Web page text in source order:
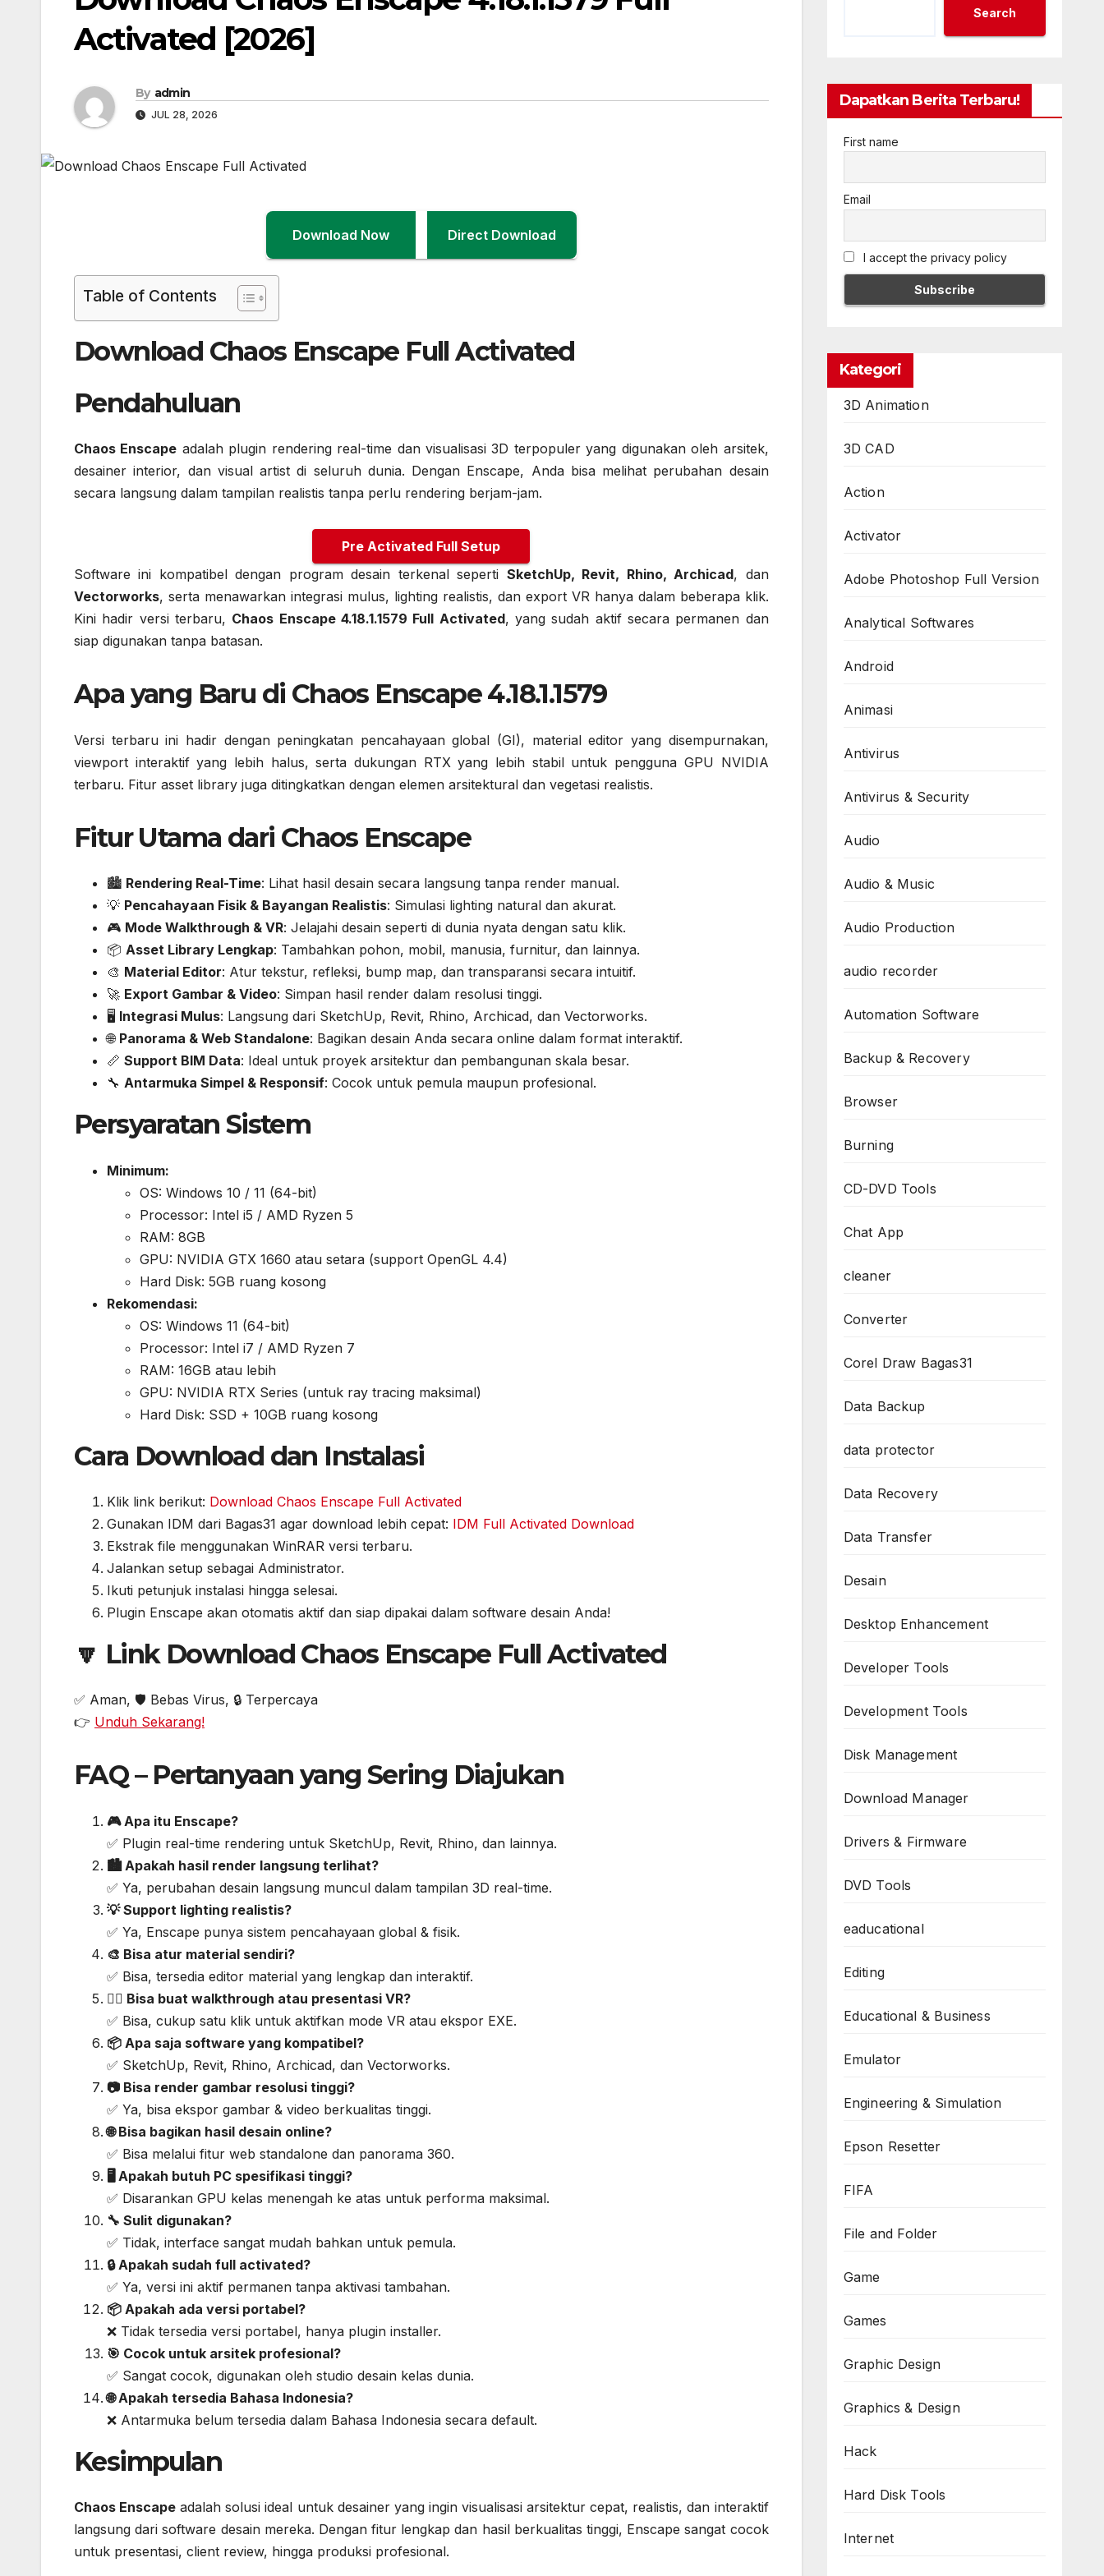
Activated [2026]
By admin
JUL 28, 2026
Download Now Direct Download
Table of Contents
Download Chaos Enscape Full Activated
Pendahuluan
Chaos Enscape adalah plugin rendering real-time dan visualisasi 3D terpopuler yang digunakan oleh arsitek,
desainer interior, dan visual artist di seluruh dunia. Dengan Enscape, Anda bisa melihat perubahan desain
secara langsung dalam tampilan realistis tanpa perlu rendering berjam-jam.
Pre Activated Full Setup
Software ini kompatibel dengan program desain terkenal seperti SketchUp, Revit, Rhino, Archicad, dan
Vectorworks, serta menawarkan integrasi mulus, lighting realistis, dan export VR hanya dalam beberapa klik.
Kini hadir versi terbaru, Chaos Enscape 4.18.1.1579 Full Activated, yang sudah aktif secara permanen dan
siap digunakan tanpa batasan.
Apa yang Baru di Chaos Enscape 4.18.1.1579
Versi terbaru ini hadir dengan peningkatan pencahayaan global (GI), material editor yang disempurnakan,
viewport interaktif yang lebih halus, serta dukungan RTX yang lebih stabil untuk pengguna GPU NVIDIA
terbaru. Fitur asset library juga ditingkatkan dengan elemen arsitektural dan vegetasi realistis.
Fitur Utama dari Chaos Enscape
🏙️ Rendering Real-Time: Lihat hasil desain secara langsung tanpa render manual.
💡 Pencahayaan Fisik & Bayangan Realistis: Simulasi lighting natural dan akurat.
🎮 Mode Walkthrough & VR: Jelajahi desain seperti di dunia nyata dengan satu klik.
📦 Asset Library Lengkap: Tambahkan pohon, mobil, manusia, furnitur, dan lainnya.
🎨 Material Editor: Atur tekstur, refleksi, bump map, dan transparansi secara intuitif.
🚀 Export Gambar & Video: Simpan hasil render dalam resolusi tinggi.
🖥️ Integrasi Mulus: Langsung dari SketchUp, Revit, Rhino, Archicad, dan Vectorworks.
🌐 Panorama & Web Standalone: Bagikan desain Anda secara online dalam format interaktif.
📏 Support BIM Data: Ideal untuk proyek arsitektur dan pembangunan skala besar.
🔧 Antarmuka Simpel & Responsif: Cocok untuk pemula maupun profesional.
Persyaratan Sistem
Minimum:
OS: Windows 10 / 11 (64-bit)
Processor: Intel i5 / AMD Ryzen 5
RAM: 8GB
GPU: NVIDIA GTX 1660 atau setara (support OpenGL 4.4)
Hard Disk: 5GB ruang kosong
Rekomendasi:
OS: Windows 11 (64-bit)
Processor: Intel i7 / AMD Ryzen 7
RAM: 16GB atau lebih
GPU: NVIDIA RTX Series (untuk ray tracing maksimal)
Hard Disk: SSD + 10GB ruang kosong
Cara Download dan Instalasi
Klik link berikut: Download Chaos Enscape Full Activated
Gunakan IDM dari Bagas31 agar download lebih cepat: IDM Full Activated Download
Ekstrak file menggunakan WinRAR versi terbaru.
Jalankan setup sebagai Administrator.
Ikuti petunjuk instalasi hingga selesai.
Plugin Enscape akan otomatis aktif dan siap dipakai dalam software desain Anda!
🔽 Link Download Chaos Enscape Full Activated
✅ Aman, 🛡️ Bebas Virus, 🔒 Terpercaya
👉 Unduh Sekarang!
FAQ – Pertanyaan yang Sering Diajukan
🎮 Apa itu Enscape?
✅ Plugin real-time rendering untuk SketchUp, Revit, Rhino, dan lainnya.
🏙️ Apakah hasil render langsung terlihat?
✅ Ya, perubahan desain langsung muncul dalam tampilan 3D real-time.
💡 Support lighting realistis?
✅ Ya, Enscape punya sistem pencahayaan global & fisik.
🎨 Bisa atur material sendiri?
✅ Bisa, tersedia editor material yang lengkap dan interaktif.
🚶‍♂️ Bisa buat walkthrough atau presentasi VR?
✅ Bisa, cukup satu klik untuk aktifkan mode VR atau ekspor EXE.
📦 Apa saja software yang kompatibel?
✅ SketchUp, Revit, Rhino, Archicad, dan Vectorworks.
📷 Bisa render gambar resolusi tinggi?
✅ Ya, bisa ekspor gambar & video berkualitas tinggi.
🌐 Bisa bagikan hasil desain online?
✅ Bisa melalui fitur web standalone dan panorama 360.
🖥️ Apakah butuh PC spesifikasi tinggi?
✅ Disarankan GPU kelas menengah ke atas untuk performa maksimal.
🔧 Sulit digunakan?
✅ Tidak, interface sangat mudah bahkan untuk pemula.
🔒 Apakah sudah full activated?
✅ Ya, versi ini aktif permanen tanpa aktivasi tambahan.
📦 Apakah ada versi portabel?
❌ Tidak tersedia versi portabel, hanya plugin installer.
🎯 Cocok untuk arsitek profesional?
✅ Sangat cocok, digunakan oleh studio desain kelas dunia.
🌐 Apakah tersedia Bahasa Indonesia?
❌ Antarmuka belum tersedia dalam Bahasa Indonesia secara default.
Kesimpulan
Chaos Enscape adalah solusi ideal untuk desainer yang ingin visualisasi arsitektur cepat, realistis, dan interaktif
langsung dari software desain mereka. Dengan fitur lengkap dan hasil berkualitas tinggi, Enscape sangat cocok
untuk presentasi, client review, hingga produksi profesional.
Search
Dapatkan Berita Terbaru!
First name
Email
I accept the privacy policy
Kategori
3D Animation
3D CAD
Action
Activator
Adobe Photoshop Full Version
Analytical Softwares
Android
Animasi
Antivirus
Antivirus & Security
Audio
Audio & Music
Audio Production
audio recorder
Automation Software
Backup & Recovery
Browser
Burning
CD-DVD Tools
Chat App
cleaner
Converter
Corel Draw Bagas31
Data Backup
data protector
Data Recovery
Data Transfer
Desain
Desktop Enhancement
Developer Tools
Development Tools
Disk Management
Download Manager
Drivers & Firmware
DVD Tools
eaducational
Editing
Educational & Business
Emulator
Engineering & Simulation
Epson Resetter
FIFA
File and Folder
Game
Games
Graphic Design
Graphics & Design
Hack
Hard Disk Tools
Internet